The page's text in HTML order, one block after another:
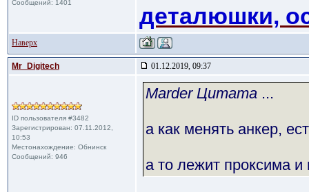
Сообщений: 1401
деталюшки,
Наверх
Mr_Digitech 01.12.2019, 09:37
ID пользователя #3482
Зарегистрирован: 07.11.2012,
10:53
Местонахождение: Обнинск
Сообщений: 946
Marder Цитата ...
а как менять анкер,
а то лежит проксима и